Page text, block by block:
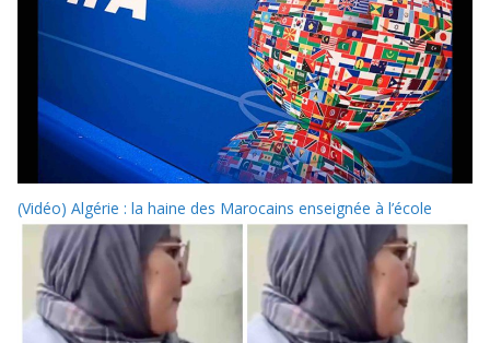
(Vidéo) Algérie : la haine des Marocains enseignée à l’école